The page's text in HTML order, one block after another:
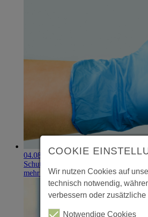
04.08.2026
Schutzhandschuhe erzielen 900.000-
mehr erfahren
COOKIE
Wir nutzen Cookies auf
technisch notwendig,
verbessern oder
Notwendige Cookies